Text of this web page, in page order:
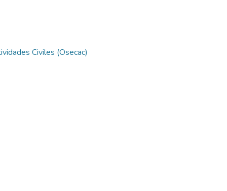
Civiles (Osecac)